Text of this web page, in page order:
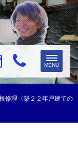
Toggle
MENU
修理〈築２２年戸建ての